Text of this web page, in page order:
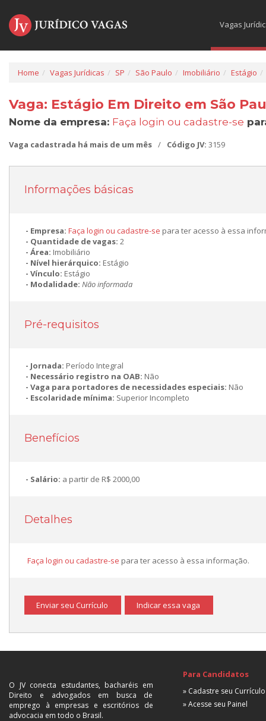
Vagas
Home Vagas Jurídicas SP São Paulo Imobiliário Estágio
Vaga: Estágio Em Direito em São
Nome da empresa: Faça login ou cadastre-se
Vaga cadastrada há mais de um mês / Código JV: 3159
Informações básicas
Empresa: Faça login ou cadastre-se para ter acesso à essa
Quantidade de vagas: 2
Área: Imobiliário
Nível hierárquico: Estágio
Vínculo: Estágio
Modalidade: Não informada
Pré-requisitos
Jornada: Período Integral
Necessário registro na OAB: Não
Vaga para portadores de necessidades especiais: Não
Escolaridade mínima: Superior Incompleto
Benefícios
Salário: a partir de R$ 2000,00
Detalhes
Faça login ou cadastre-se para ter acesso à essa informação.
Enviar seu Currículo Indicar essa vaga
O JV conecta estudantes, bacharéis em
Direito e advogados em busca de
emprego à empresas e escritórios de
advocacia em todo o Brasil.
Para Candidatos
» Cadastre seu Currículo
» Acesse seu Painel